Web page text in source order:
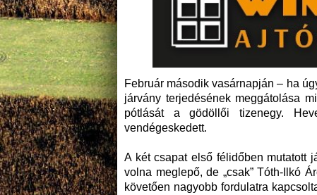
Február második vasárnapján – ha
járvány terjedésének meggátolása
pótlását a gödöllői tizenegy.
vendégeskedett.
A két csapat első félidőben mutatott
volna meglepő, de „csak” Tóth-Ilkó
követően nagyobb fordulatra